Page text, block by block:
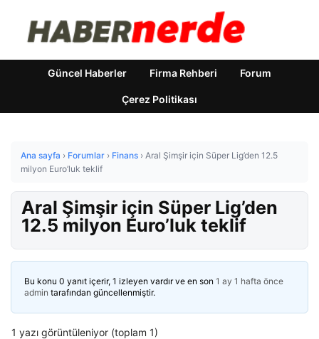
Güncel Haberler Firma Rehberi Forum
Çerez Politikası
Ana sayfa › Forumlar › Finans › Aral Şimşir için Süper Lig’den 12.5
milyon Euro’luk teklif
Aral Şimşir için Süper Lig’den
12.5 milyon Euro’luk teklif
Bu konu 0 yanıt içerir, 1 izleyen vardır ve en son 1 ay 1 hafta önce
admin tarafından güncellenmiştir.
1 yazı görüntüleniyor (toplam 1)